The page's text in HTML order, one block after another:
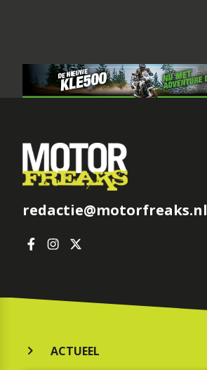
redactie@motorfreaks.nl
ACTUEEL